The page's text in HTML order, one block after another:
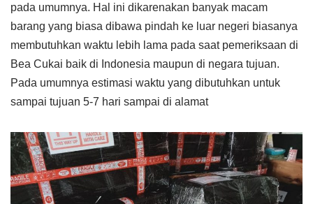
pada umumnya. Hal ini dikarenakan banyak macam
barang yang biasa dibawa pindah ke luar negeri biasanya
membutuhkan waktu lebih lama pada saat pemeriksaan di
Bea Cukai baik di Indonesia maupun di negara tujuan.
Pada umumnya estimasi waktu yang dibutuhkan untuk
sampai tujuan 5-7 hari sampai di alamat